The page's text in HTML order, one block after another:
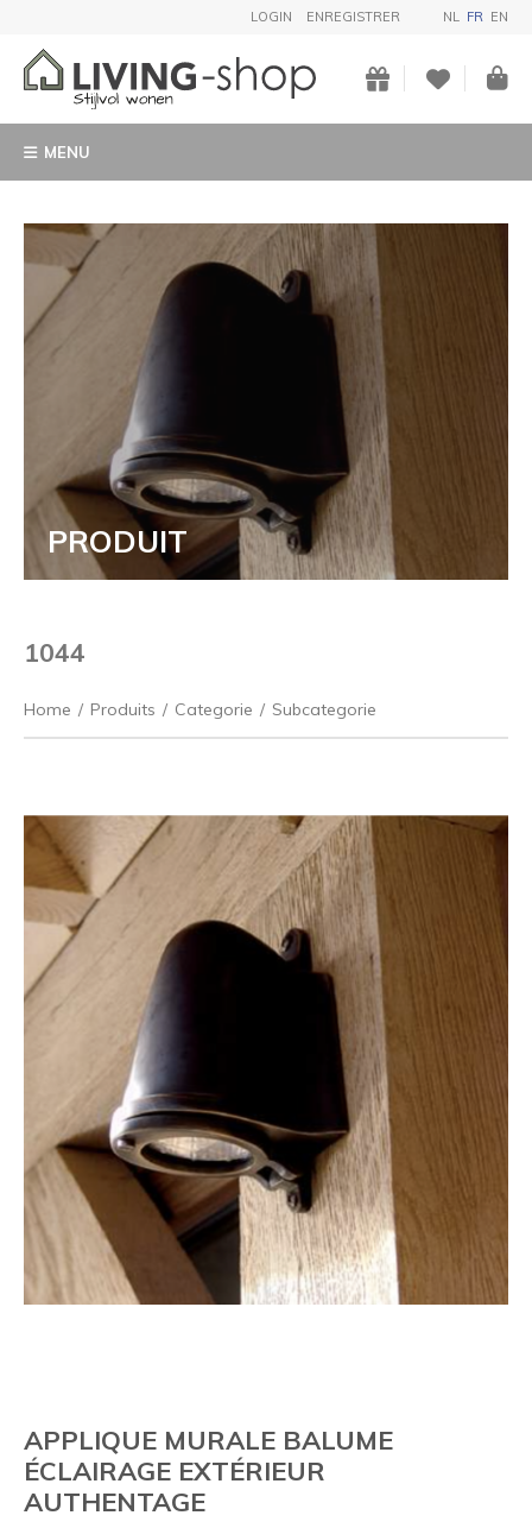
LOGIN ENREGISTRER NL FR EN
MENU
PRODUIT
1044
Home / Produits / Categorie / Subcategorie
APPLIQUE MURALE BALUME
ÉCLAIRAGE EXTÉRIEUR
AUTHENTAGE